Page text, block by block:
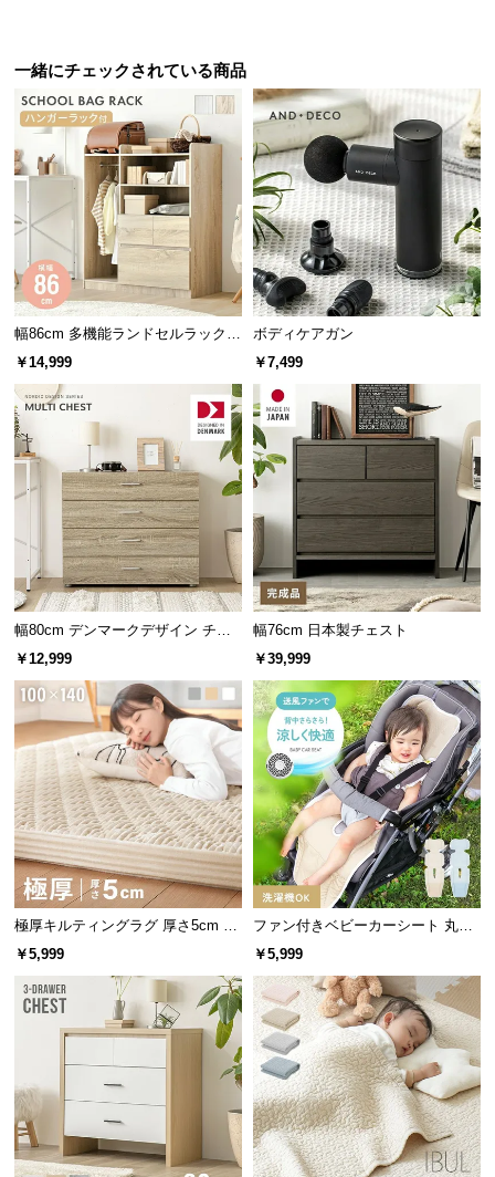
つ
て
小
商
品
の
配
送
に
つ
い
置
サ
ー
ビ
ス
つ
い
て
搬
入
経
路
に
つ
い
て
品・
キ
ャ
セ
デンマーク生まれの本格北欧デザイン
デンマークの人気インテリアメーカーによるプロダ
クトデザイン。本物の北欧デザインをお届けしま
す。
一緒にチェックされている商品
幅86cm 多機能ランドセルラック
ハンガーラック付き
￥14,999
ボディケアガン
￥7,499
幅80cm デンマークデザイン チェ
スト
￥12,999
幅76cm 日本製チェスト
￥39,999
極厚キルティングラグ 厚さ5cm 10
0×140cm
￥5,999
ファン付きベビーカーシート 丸洗
いOK リモコン操作対応 通気性抜
￥5,999